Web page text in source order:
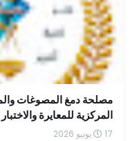
مصلحة دمغ المصوغات
17025:2017 حتى عام 2030
17 يونيو 2026